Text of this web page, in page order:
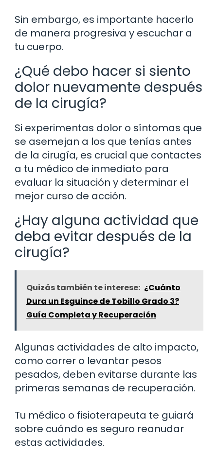
Sin embargo, es importante hacerlo
de manera progresiva y escuchar a
tu cuerpo.
¿Qué debo hacer si siento
dolor nuevamente después
de la cirugía?
Si experimentas dolor o síntomas que
se asemejan a los que tenías antes
de la cirugía, es crucial que contactes
a tu médico de inmediato para
evaluar la situación y determinar el
mejor curso de acción.
¿Hay alguna actividad que
deba evitar después de la
cirugía?
Quizás también te interese: ¿Cuánto
Dura un Esguince de Tobillo Grado 3?
Guía Completa y Recuperación
Algunas actividades de alto impacto,
como correr o levantar pesos
pesados, deben evitarse durante las
primeras semanas de recuperación.
Tu médico o fisioterapeuta te guiará
sobre cuándo es seguro reanudar
estas actividades.